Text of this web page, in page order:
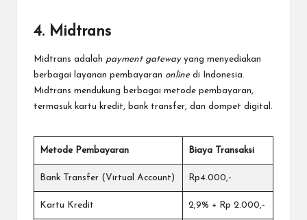
4. Midtrans
Midtrans adalah payment gatewayyang menyediakan
berbagai layanan pembayaran onlinedi Indonesia.
Midtrans mendukung berbagai metode pembayaran,
termasuk kartu kredit, bank transfer, dan dompet digital.
Metode Pembayaran Biaya Transaksi
Bank Transfer (Virtual Account) Rp4.000,-
Kartu Kredit 2,9% + Rp 2.000,-